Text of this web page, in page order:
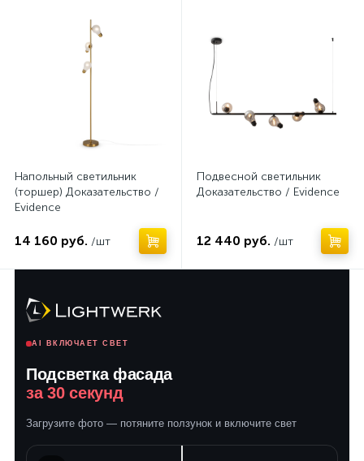
Напольный светильник
(торшер) Доказательство /
Evidence
14 160 руб. /шт
Подвесной светильник
Доказательство / Evidence
12 440 руб. /шт
AI ВКЛЮЧАЕТ СВЕТ
Подсветка фасада
за 30 секунд
Загрузите фото — потяните ползунок и включите свет